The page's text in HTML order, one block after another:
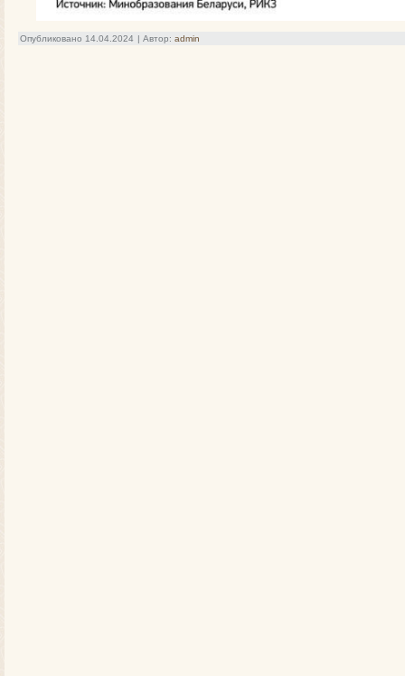
Опубликовано 14.04.2024 | Автор: admin